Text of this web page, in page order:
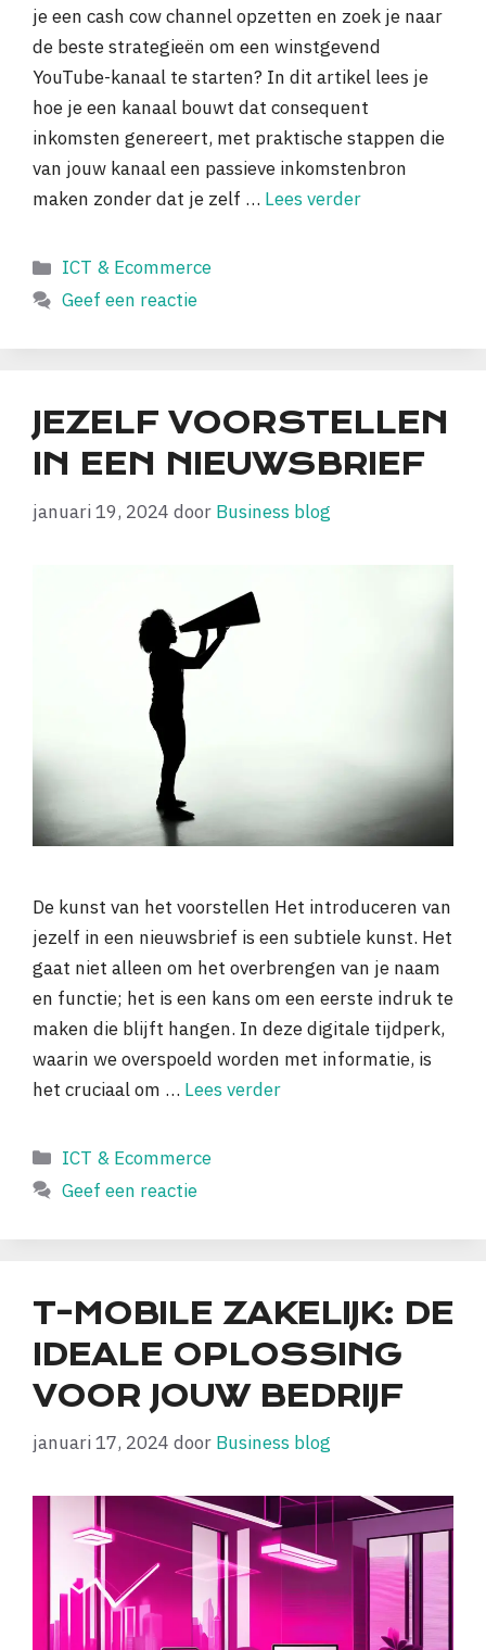
je een cash cow channel opzetten en zoek je naar
de beste strategieën om een winstgevend
YouTube-kanaal te starten? In dit artikel lees je
hoe je een kanaal bouwt dat consequent
inkomsten genereert, met praktische stappen die
van jouw kanaal een passieve inkomstenbron
maken zonder dat je zelf … Lees verder
Categorieën
ICT & Ecommerce
Geef een reactie
JEZELF VOORSTELLEN
IN EEN NIEUWSBRIEF
januari 19, 2024 door Business blog
De kunst van het voorstellen Het introduceren van
jezelf in een nieuwsbrief is een subtiele kunst. Het
gaat niet alleen om het overbrengen van je naam
en functie; het is een kans om een eerste indruk te
maken die blijft hangen. In deze digitale tijdperk,
waarin we overspoeld worden met informatie, is
het cruciaal om … Lees verder
Categorieën
ICT & Ecommerce
Geef een reactie
T-MOBILE ZAKELIJK: DE
IDEALE OPLOSSING
VOOR JOUW BEDRIJF
januari 17, 2024 door Business blog